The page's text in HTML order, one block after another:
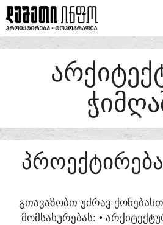
SKIP
TO
CONTENT
ᲒᲗᲐᲕᲐᲖᲝᲑᲗ ᲣᲫᲠᲐᲕ
ᲛᲝᲛᲡᲐᲮᲣᲠᲔᲑᲐᲡ:​ •